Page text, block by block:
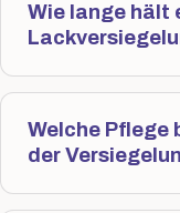
Wie lange hält
Welche Pflege
der